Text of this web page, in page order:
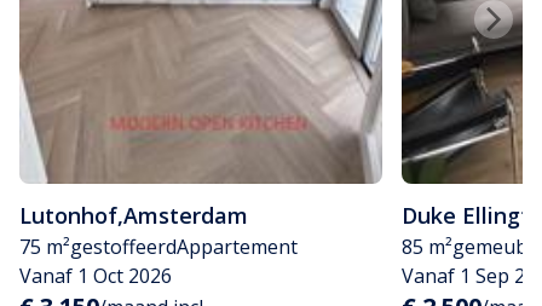
Lutonhof,Amsterdam
75 m²gestoffeerdAppartement
Vanaf 1 Oct 2026
Duke
85 m²
Vanaf 1 Sep